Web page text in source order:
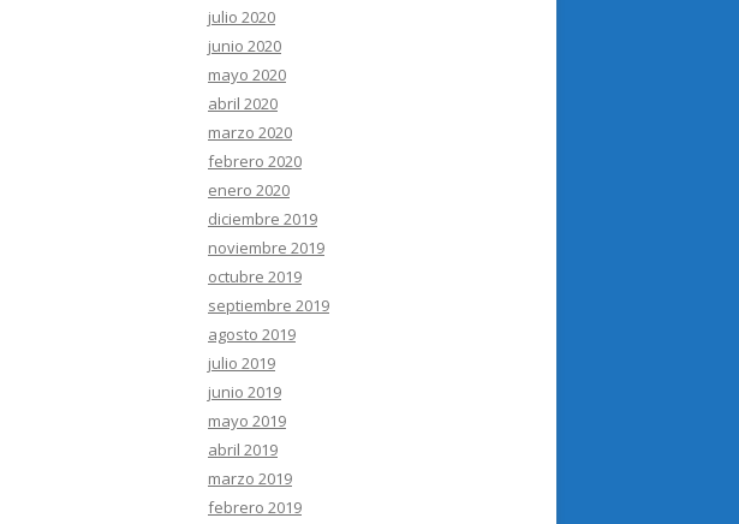
julio 2020
junio 2020
mayo 2020
abril 2020
marzo 2020
febrero 2020
enero 2020
diciembre 2019
noviembre 2019
octubre 2019
septiembre 2019
agosto 2019
julio 2019
junio 2019
mayo 2019
abril 2019
marzo 2019
febrero 2019